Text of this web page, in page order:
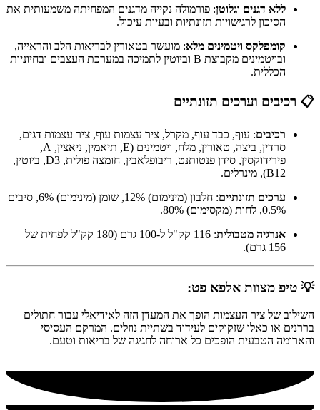
ללא דגנים וגלוטן: פורמולה נקייה מדגנים המפחיתה משמעותית את
הסיכון לרגישויות תזונתיות ובעיות עיכול.
קומפלקס ויטמינים מלא: מועשר בטאורין לבריאות הלב והראייה,
ובויטמינים מקבוצת B וביוטין לתמיכה במערכת העצבים ובחיוניות
הכללית.
📋 רכיבים וערכים תזונתיים
רכיבים: עוף, כבד עוף, מקרל, ציר עצמות עוף, ציר עצמות דגים,
סרדין, ביצה, טאורין, מלח, ויטמינים (E, תיאמין, ניאצין, A,
פירידוקסין, סידן פנטותנט, ריבופלאבין, חומצה פולית, D3, ביוטין,
B12), מינרלים.
ערכים תזונתיים
: חלבון (מינימום) 12%, שומן (מינימום) 6%, סיבים
0.5%, לחות (מקסימום) 80%.
אנרגיה מטבולית
: 116 קק"ל ל-100 גרם (180 קק"ל לפחית של
156 גרם).
💡 טיפ מצוות אלפא פט:
השילוב של ציר העצמות הופך את המעדן הזה לאידיאלי עבור חתולים
בררנים או כאלו שזקוקים לעידוד בשתיית נוזלים. המרקם העסיסי
והארומה הטבעית הופכים כל ארוחה לחגיגה של בריאות וטעם.